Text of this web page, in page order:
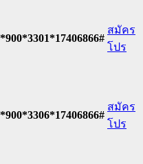
*900*3301*17406866#
สมัคร
โปร
*900*3306*17406866#
สมัคร
โปร